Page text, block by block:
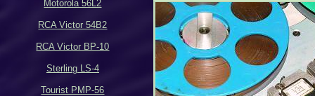
Motorola 56L2
RCA Victor 54B2
RCA Victor BP-10
Sterling LS-4
Tourist PMP-56